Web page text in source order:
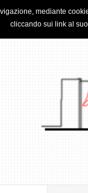
POLICY
mediante
cliccando sui link al